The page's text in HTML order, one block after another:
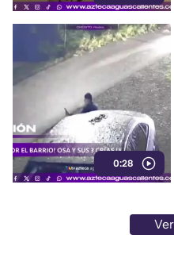
0:28